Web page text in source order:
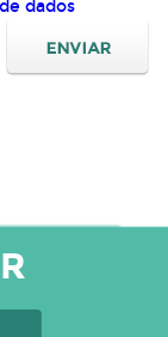
dados